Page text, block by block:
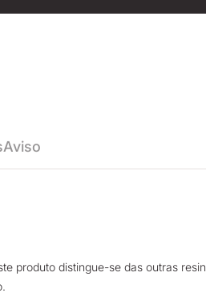
Aviso
produto distingue-se das outras